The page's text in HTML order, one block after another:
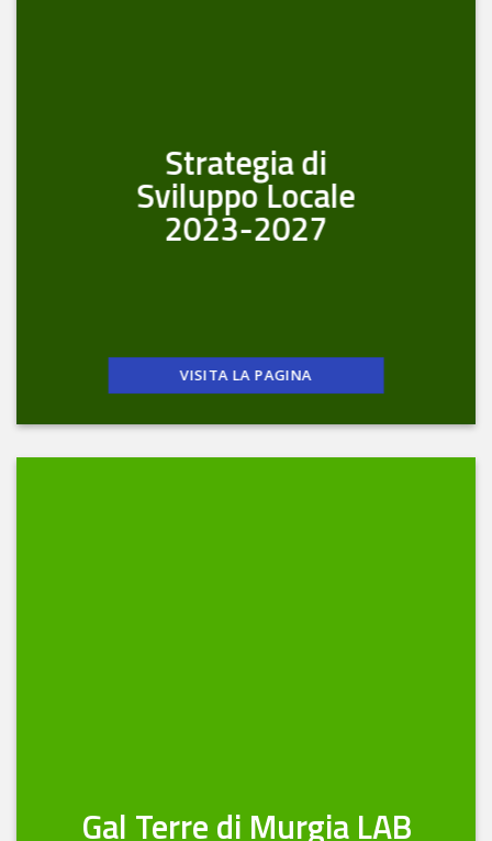
Strategia di
Sviluppo Locale
2023-2027
VISITA LA PAGINA
Gal Terre di Murgia LAB